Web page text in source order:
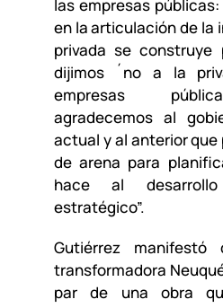
las empresas
en la articulación de la
privada se construye
dijimos ´no a la
empresas
agradecemos al
actual y al anterior que
de arena para
hace al
estratégico”.
Gutiérrez
transformadora
par de una obra